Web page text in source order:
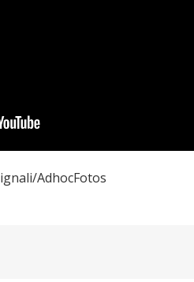
AdhocFotos